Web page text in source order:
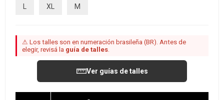
L XL M
⚠ Los talles son en numeración brasileña (BR). Antes de
elegir, revisá la guía de talles
Ver guías de talles